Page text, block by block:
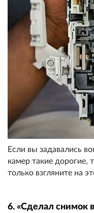
Если вы задавались
камер такие дорогие,
только взгляните на
6. «Сделал снимок